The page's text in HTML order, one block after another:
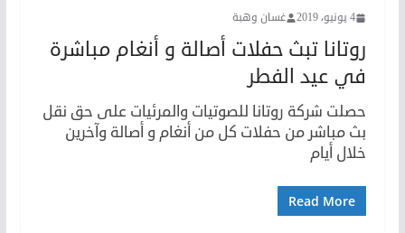
4 يونيو، 2019 غسان وهبة
روتانا تبث حفلات أصالة و أنغام مباشرة
في عيد الفطر
حصلت شركة روتانا للصوتيات والمرئيات على حق نقل
بث مباشر من حفلات كل من أنغام و أصالة وآخرين
خلال أيام
Read More